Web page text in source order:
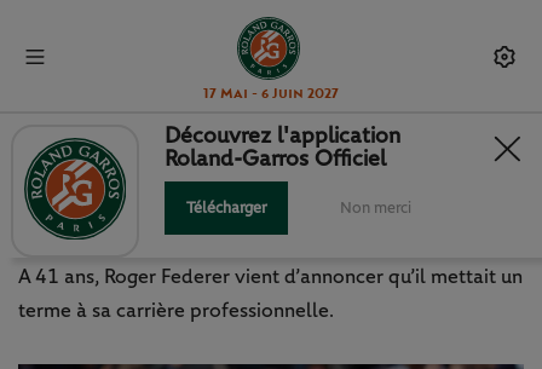
17 Mai - 6 Juin 2027
ROGER FEDERER ANNONCE SA
RETRAITE
A 41 ans, Roger Federer vient d’annoncer qu’il mettait un
terme à sa carrière professionnelle.
Découvrez l'application
Roland-Garros Officiel
Télécharger Non merci